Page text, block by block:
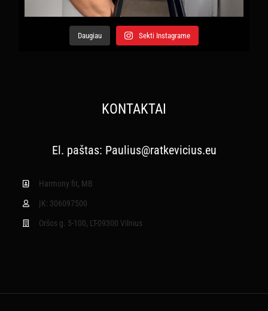
Daugiau Sekti Instagrame
KONTAKTAI
El. paštas: Paulius@ratkevicius.eu
Harmony fit, MB
ĮK: 306097500
Oršos g. 5-100, LT-09300 Vilnius